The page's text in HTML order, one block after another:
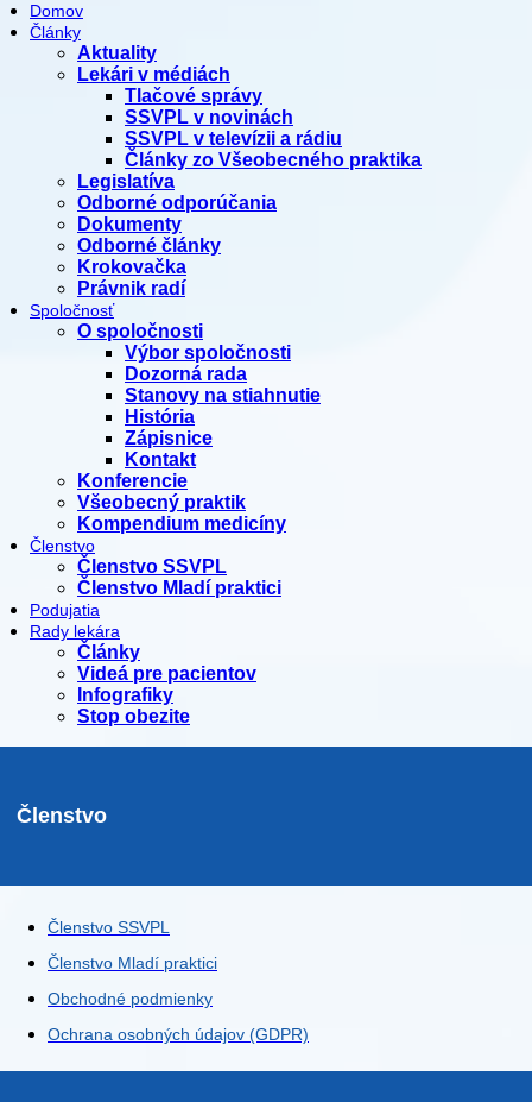
Domov
Články
Aktuality
Lekári v médiách
Tlačové správy
SSVPL v novinách
SSVPL v televízii a rádiu
Články zo Všeobecného praktika
Legislatíva
Odborné odporúčania
Dokumenty
Odborné články
Krokovačka
Právnik radí
Spoločnosť
O spoločnosti
Výbor spoločnosti
Dozorná rada
Stanovy na stiahnutie
História
Zápisnice
Kontakt
Konferencie
Všeobecný praktik
Kompendium medicíny
Členstvo
Členstvo SSVPL
Členstvo Mladí praktici
Podujatia
Rady lekára
Články
Videá pre pacientov
Infografiky
Stop obezite
Členstvo
Členstvo SSVPL
Členstvo Mladí praktici
Obchodné podmienky
Ochrana osobných údajov (GDPR)